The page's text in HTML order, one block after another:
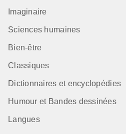
Imaginaire
Sciences humaines
Bien-être
Classiques
Dictionnaires et encyclopédies
Humour et Bandes dessinées
Langues